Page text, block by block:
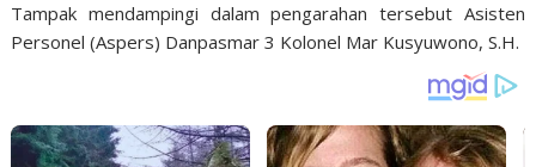
Tampak mendampingi dalam pengarahan tersebut Asisten
Personel (Aspers) Danpasmar 3 Kolonel Mar Kusyuwono, S.H.